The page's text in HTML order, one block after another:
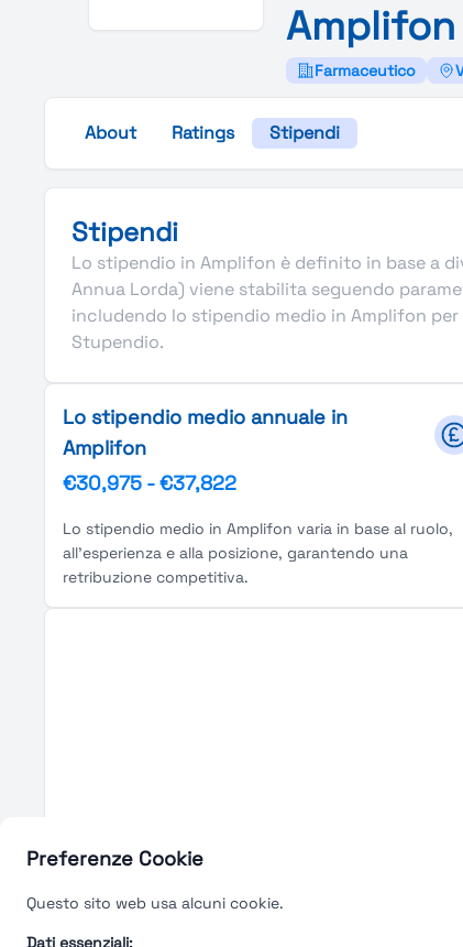
Preferenze Cookie
Questo sito web usa alcuni cookie.
Dati essenziali:
Amplifon
Farmaceutico
About Ratings Stipendi
Stipendi
Lo stipendio in Amplifon è definito in base a
Annua Lorda) viene stabilita seguendo
includendo lo stipendio medio in Amplifon
Stupendio.
Lo stipendio medio annuale in
Amplifon
€30,975 -€37,822
Lo stipendio medio in Amplifon varia in base al ruolo,
all'esperienza e alla posizione, garantendo una
retribuzione competitiva.